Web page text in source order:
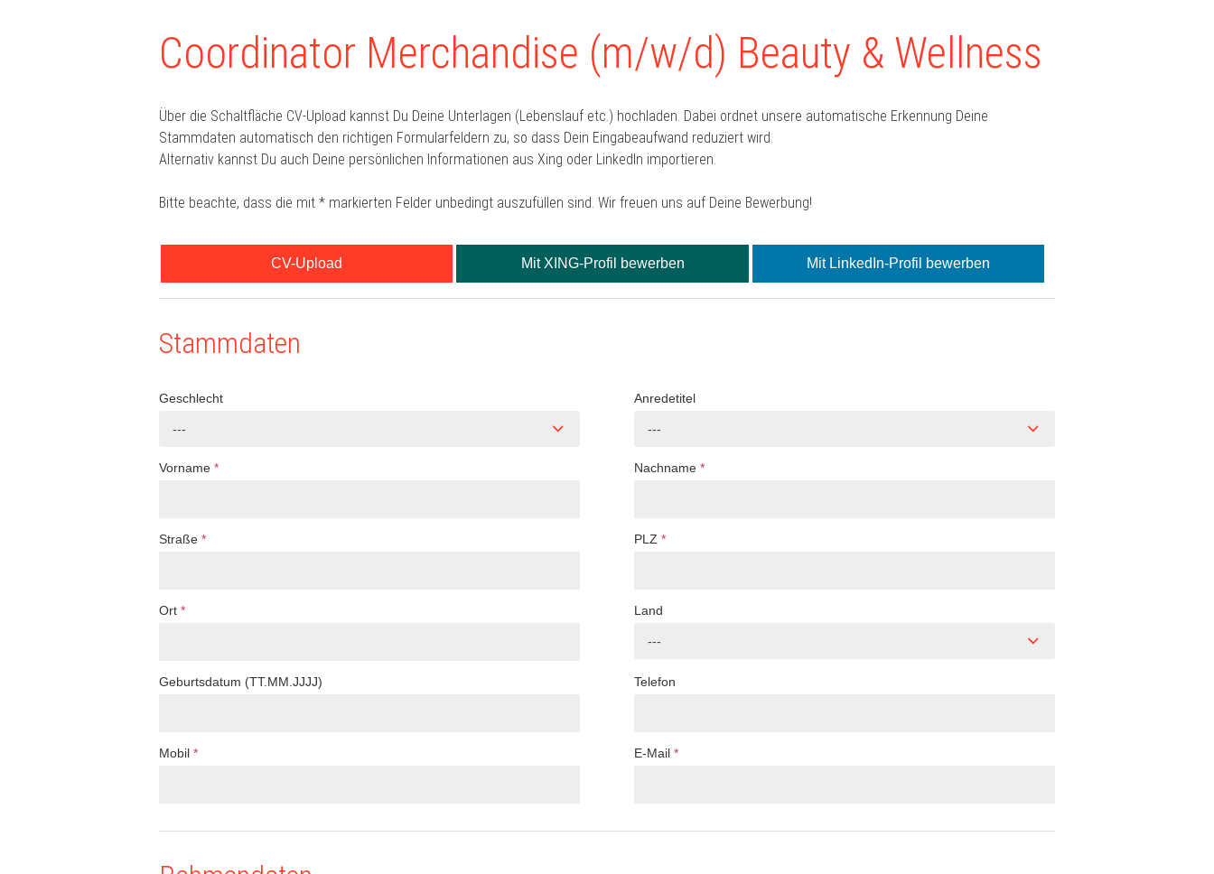
Coordinator Merchandise (m/w/d) Beauty & Wellness
Über die Schaltfläche CV-Upload kannst Du Deine Unterlagen (Lebenslauf etc.) hochladen. Dabei ordnet unsere automatische Erkennung Deine
Stammdaten automatisch den richtigen Formularfeldern zu, so dass Dein Eingabeaufwand reduziert wird.
Alternativ kannst Du auch Deine persönlichen Informationen aus Xing oder LinkedIn importieren.
Bitte beachte, dass die mit * markierten Felder unbedingt auszufüllen sind. Wir freuen uns auf Deine Bewerbung!
CV-Upload Mit XING-Profil bewerben Mit LinkedIn-Profil bewerben
Stammdaten
Geschlecht
---
Anredetitel
---
Vorname * Nachname *
Straße * PLZ *
Ort * Land
---
Geburtsdatum (TT.MM.JJJJ) Telefon
Mobil * E-Mail *